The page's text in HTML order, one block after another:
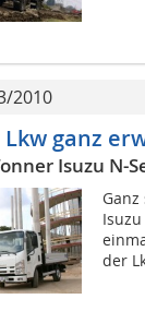
2010
ganz
Isuzu N-
der